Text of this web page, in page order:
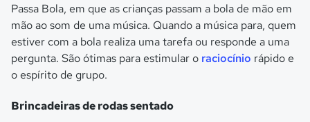
Passa Bola, em que as crianças passam a bola de mão em
mão ao som de uma música. Quando a música para, quem
estiver com a bola realiza uma tarefa ou responde a uma
pergunta. São ótimas para estimular o raciocínio rápido e
o espírito de grupo.
Brincadeiras de rodas sentado